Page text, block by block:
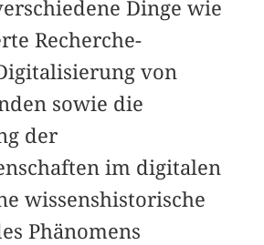
Dinge wie
Recherche-
von
sowie die
der
im digitalen
wissenshistorische
Phänomens